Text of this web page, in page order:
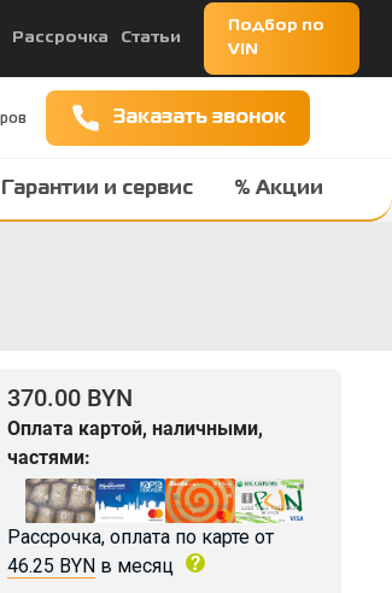
Рассрочка Статьи
Подбор по
VIN
Заказать звонок
Гарантии и сервис % Акции
370.00 BYN
Оплата картой, наличными,
частями:
Рассрочка, оплата по карте от
46.25 BYNв месяц